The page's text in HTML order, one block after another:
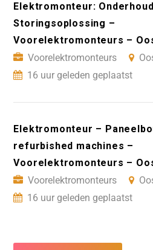
Elektromonteur:
Storingsoplossing –
Voorelektromonteurs –
Voorelektromonteurs
16 uur geleden geplaatst
Elektromonteur –
refurbished machines –
Voorelektromonteurs –
Voorelektromonteurs
16 uur geleden geplaatst